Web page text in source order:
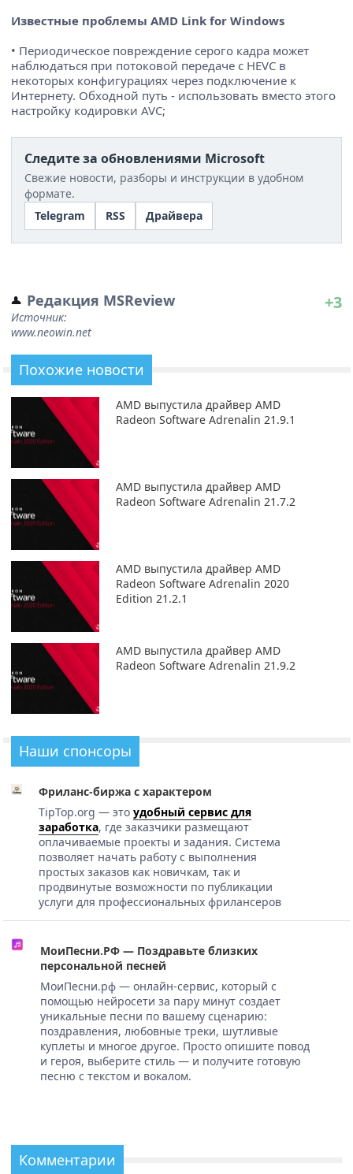
Известные проблемы AMD Link for Windows
• Периодическое повреждение серого кадра может
наблюдаться при потоковой передаче с HEVC в
некоторых конфигурациях через подключение к
Интернету. Обходной путь - использовать вместо этого
настройку кодировки AVC;
Следите за обновлениями Microsoft
Свежие новости, разборы и инструкции в удобном
формате.
Telegram
RSS Драйвера
Редакция MSReview
Источник:
www.neowin.net
+3
Похожие новости
AMD выпустила драйвер AMD
Radeon Software Adrenalin 21.9.1
AMD выпустила драйвер AMD
Radeon Software Adrenalin 21.7.2
AMD выпустила драйвер AMD
Radeon Software Adrenalin 2020
Edition 21.2.1
AMD выпустила драйвер AMD
Radeon Software Adrenalin 21.9.2
Наши спонсоры
Фриланс-биржа с характером
TipTop.org — это удобный сервис для
заработка, где заказчики размещают
оплачиваемые проекты и задания. Система
позволяет начать работу с выполнения
простых заказов как новичкам, так и
продвинутые возможности по публикации
услуги для профессиональных фрилансеров
МоиПесни.РФ — Поздравьте близких
персональной песней
МоиПесни.рф — онлайн-сервис, который с
помощью нейросети за пару минут создает
уникальные песни по вашему сценарию:
поздравления, любовные треки, шутливые
куплеты и многое другое. Просто опишите повод
и героя, выберите стиль — и получите готовую
песню с текстом и вокалом.
Комментарии